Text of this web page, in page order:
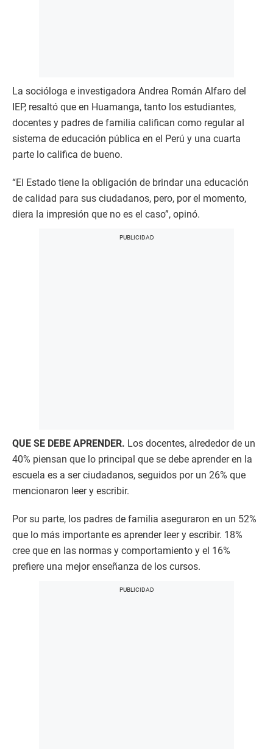
La socióloga e investigadora Andrea Román Alfaro del
IEP, resaltó que en Huamanga, tanto los estudiantes,
docentes y padres de familia califican como regular al
sistema de educación pública en el Perú y una cuarta
parte lo califica de bueno.
“El Estado tiene la obligación de brindar una educación
de calidad para sus ciudadanos, pero, por el momento,
diera la impresión que no es el caso”, opinó.
QUE SE DEBE APRENDER. Los docentes, alrededor de un
40% piensan que lo principal que se debe aprender en la
escuela es a ser ciudadanos, seguidos por un 26% que
mencionaron leer y escribir.
Por su parte, los padres de familia aseguraron en un 52%
que lo más importante es aprender leer y escribir. 18%
cree que en las normas y comportamiento y el 16%
prefiere una mejor enseñanza de los cursos.